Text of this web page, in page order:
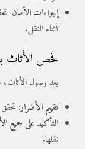
إجراءات الأمان:
أثناء النقل.
فحص الأثاث
بعد وصول
تقييم الأضرار:
التأكيد على جميع
نقلها.